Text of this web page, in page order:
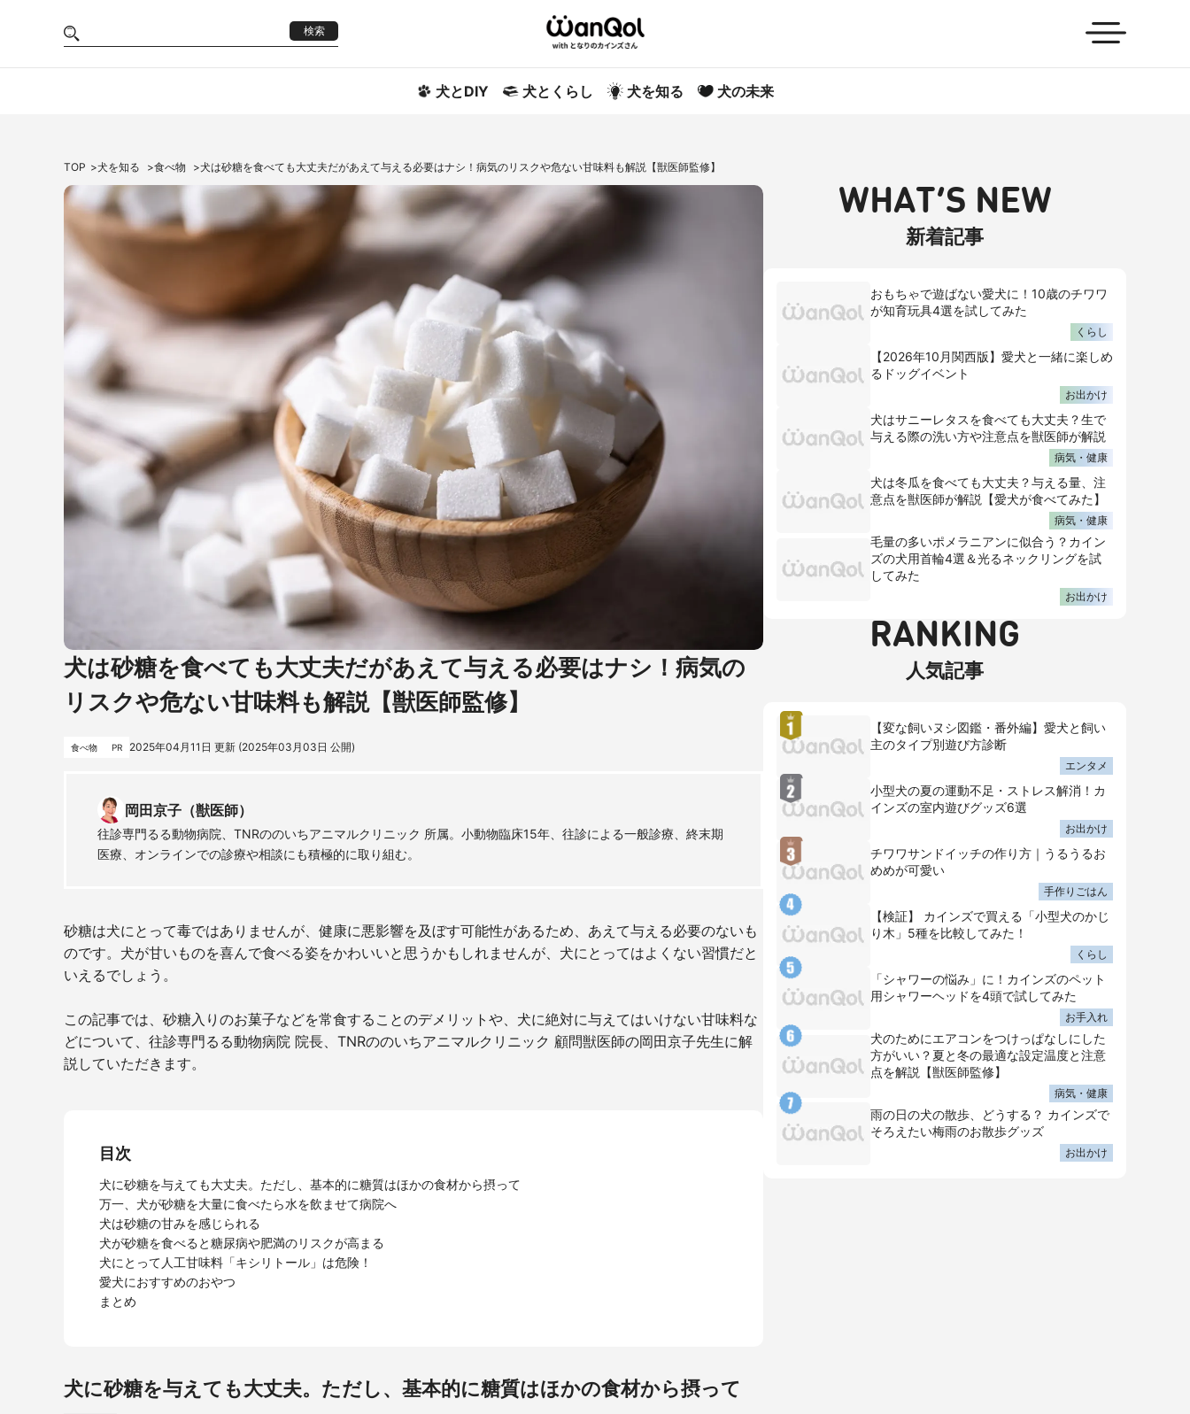
検索
犬とDIY 犬とくらし 犬を知る 犬の未来
TOP 犬を知る 食べ物 犬は砂糖を食べても大丈夫だがあえて与える必要はナシ！病気のリスクや危ない甘味料も解説【獣医師監修】
犬は砂糖を食べても大丈夫だがあえて与える必要はナシ！病気の
リスクや危ない甘味料も解説【獣医師監修】
食べ物 PR 2025年04月11日 更新 (2025年03月03日 公開)
岡田京子（獣医師）
往診専門るる動物病院、TNRののいちアニマルクリニック 所属。小動物臨床15年、往診による一般診療、終末期
医療、オンラインでの診療や相談にも積極的に取り組む。
砂糖は犬にとって毒ではありませんが、健康に悪影響を及ぼす可能性があるため、あえて与える必要のないも
のです。犬が甘いものを喜んで食べる姿をかわいいと思うかもしれませんが、犬にとってはよくない習慣だと
いえるでしょう。
この記事では、砂糖入りのお菓子などを常食することのデメリットや、犬に絶対に与えてはいけない甘味料な
どについて、往診専門るる動物病院 院長、 TNRののいちアニマルクリニック 顧問獣医師の岡田京子先生に解
説していただきます。
目次
犬に砂糖を与えても大丈夫。ただし、基本的に糖質はほかの食材から摂って
万一、犬が砂糖を大量に食べたら水を飲ませて病院へ
犬は砂糖の甘みを感じられる
犬が砂糖を食べると糖尿病や肥満のリスクが高まる
犬にとって人工甘味料「キシリトール」は危険！
愛犬におすすめのおやつ
まとめ
犬に砂糖を与えても大丈夫。ただし、基本的に糖質はほかの食材から摂って
WHAT’S NEW
新着記事
おもちゃで遊ばない愛犬に！10歳のチワワ
が知育玩具4選を試してみた
くらし
【2026年10月関西版】愛犬と一緒に楽しめ
るドッグイベント
お出かけ
犬はサニーレタスを食べても大丈夫？生で
与える際の洗い方や注意点を獣医師が解説
病気・健康
犬は冬瓜を食べても大丈夫？与える量、注
意点を獣医師が解説【愛犬が食べてみた】
病気・健康
毛量の多いポメラニアンに似合う？カイン
ズの犬用首輪4選＆光るネックリングを試
してみた
お出かけ
RANKING
人気記事
【変な飼いヌシ図鑑・番外編】愛犬と飼い
主のタイプ別遊び方診断
エンタメ
小型犬の夏の運動不足・ストレス解消！カ
インズの室内遊びグッズ6選
お出かけ
チワワサンドイッチの作り方｜うるうるお
めめが可愛い
手作りごはん
【検証】 カインズで買える「小型犬のかじ
り木」5種を比較してみた！
くらし
「シャワーの悩み」に！カインズのペット
用シャワーヘッドを4頭で試してみた
お手入れ
犬のためにエアコンをつけっぱなしにした
方がいい？夏と冬の最適な設定温度と注意
点を解説【獣医師監修】
病気・健康
雨の日の犬の散歩、どうする？ カインズで
そろえたい梅雨のお散歩グッズ
お出かけ